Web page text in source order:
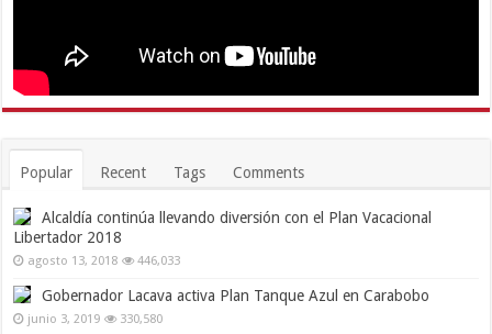
Popular Recent Tags Comments
Alcaldía continúa llevando diversión con el Plan Vacacional
Libertador 2018
agosto 13, 2018 446,033
Gobernador Lacava activa Plan Tanque Azul en Carabobo
junio 3, 2019 330,580